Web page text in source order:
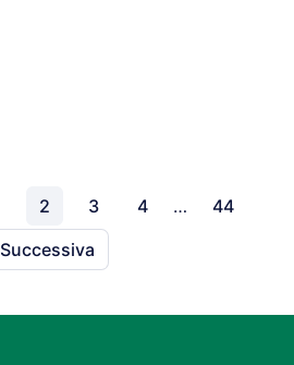
2 3 4 …
44
Successiva